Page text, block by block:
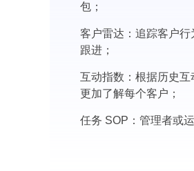
包；
客户雷达：追踪客户
跟进；
互动指数：根据历史互
更加了解每个客户；
任务 SOP：管理者或